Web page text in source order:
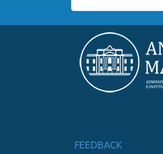
FEEDBACK